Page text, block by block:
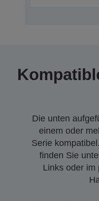
Die unten
einem oder
Serie
finden Sie
Links oder im